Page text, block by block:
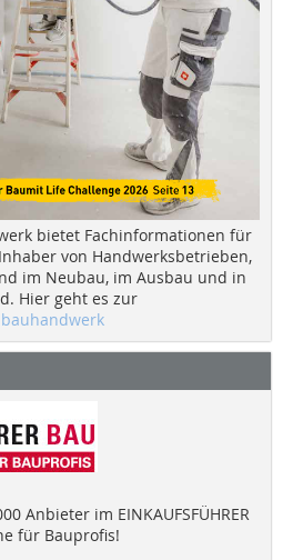
bietet Fachinformationen für
von Handwerksbetrieben,
im Neubau, im Ausbau und in
Hier geht es zur
Anbieter im EINKAUFSFÜHRER
für Bauprofis!